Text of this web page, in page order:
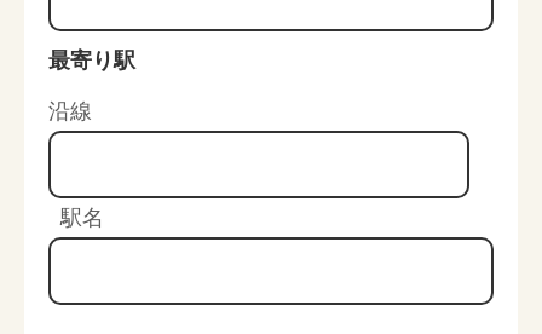
最寄り駅
沿線
駅名